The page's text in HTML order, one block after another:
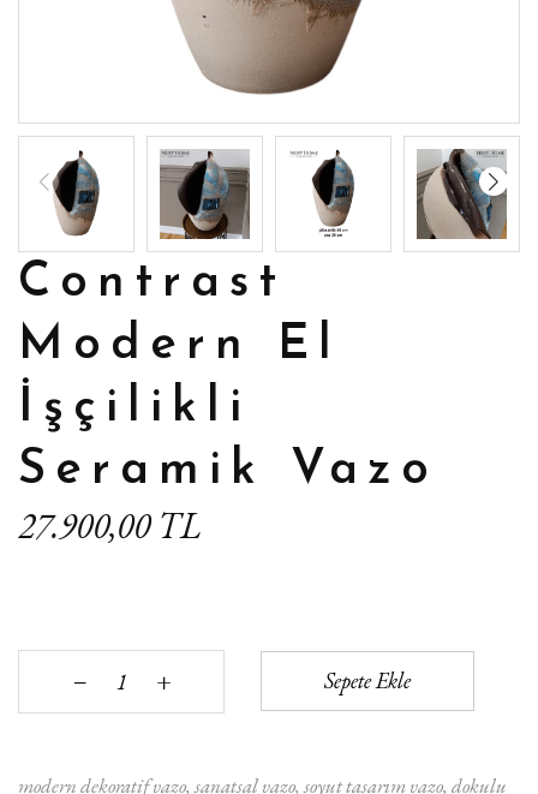
Contrast
Modern El
İşçilikli
Seramik Vazo
27.900,00 TL
‒ + Sepete Ekle
modern dekoratif vazo sanatsal vazo soyut tasarım vazo dokulu